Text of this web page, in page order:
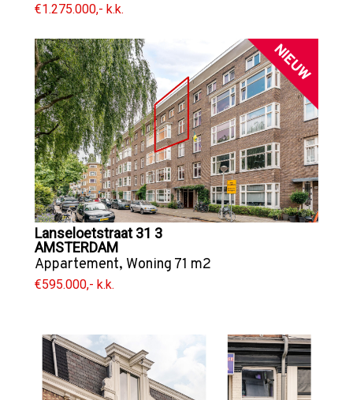
€1.275.000,- k.k.
NIEUW
Lanseloetstraat 31 3
AMSTERDAM
Appartement, Woning 71 m2
€595.000,- k.k.